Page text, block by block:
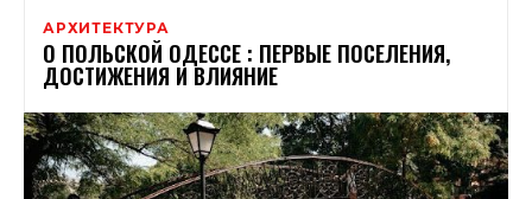
АРХИТЕКТУРА
О ПОЛЬСКОЙ ОДЕССЕ : ПЕРВЫЕ ПОСЕЛЕНИЯ,
ДОСТИЖЕНИЯ И ВЛИЯНИЕ